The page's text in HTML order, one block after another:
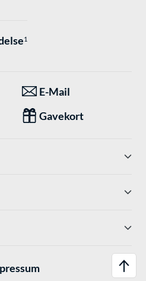
1
E-Mail
Gavekort